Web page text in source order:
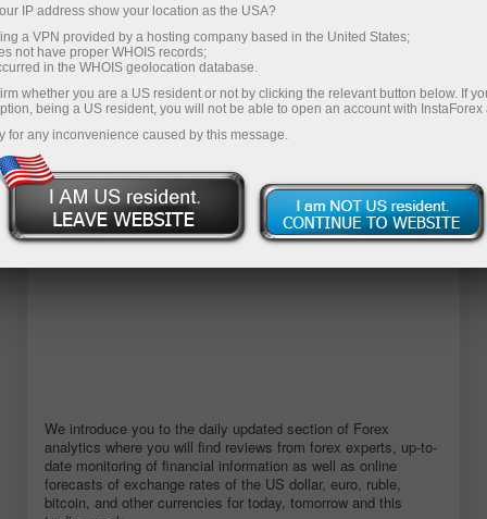
ট্রেডিং অ্যাকাউন্ট খুলুন
ডেমো অ্যাকাউন্ট খুলুন
We introduce you to the daily updated section of Forex
analytics where you will find reviews from forex experts, up-to-
date monitoring of financial information as well as online
forecasts of exchange rates of the US dollar, euro, ruble,
bitcoin, and other currencies for today, tomorrow and this
IP address show your location as the USA?
a VPN provided by a hosting company based in the United States;
not have proper WHOIS records;
in the WHOIS geolocation database.
whether you are a US resident or not by clicking the relevant button below. If
being a US resident, you will not be able to open an account with InstaForex
for any inconvenience caused by this message.